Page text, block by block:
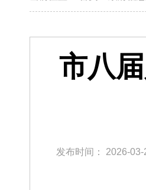
市八
发布时间： 2026-03-